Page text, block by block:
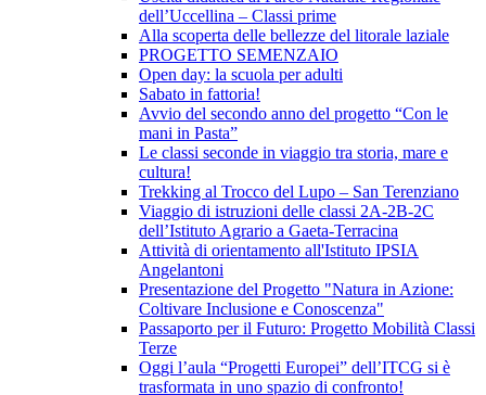
dell’Uccellina – Classi prime
Alla scoperta delle bellezze del litorale laziale
PROGETTO SEMENZAIO
Open day: la scuola per adulti
Sabato in fattoria!
Avvio del secondo anno del progetto “Con le
mani in Pasta”
Le classi seconde in viaggio tra storia, mare e
cultura!
Trekking al Trocco del Lupo – San Terenziano
Viaggio di istruzioni delle classi 2A-2B-2C
dell’Istituto Agrario a Gaeta-Terracina
Attività di orientamento all'Istituto IPSIA
Angelantoni
Presentazione del Progetto "Natura in Azione:
Coltivare Inclusione e Conoscenza"
Passaporto per il Futuro: Progetto Mobilità Classi
Terze
Oggi l’aula “Progetti Europei” dell’ITCG si è
trasformata in uno spazio di confronto!